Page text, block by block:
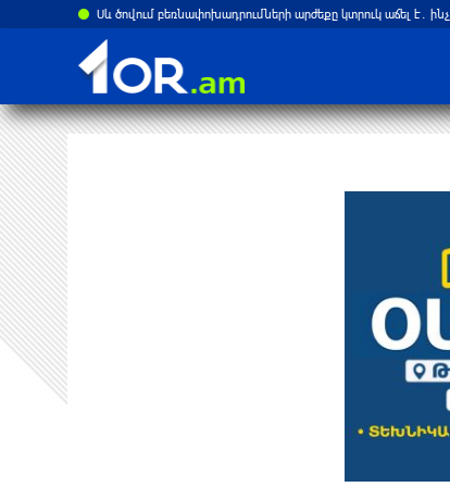
Սև ծովում բեռնափոխադրումների արժեքը կտրուկ աճել է․